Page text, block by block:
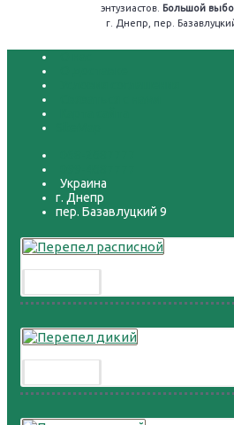
энтузиастов. Большой
г. Днепр, пер.
Украина
г. Днепр
пер. Базавлуцкий 9